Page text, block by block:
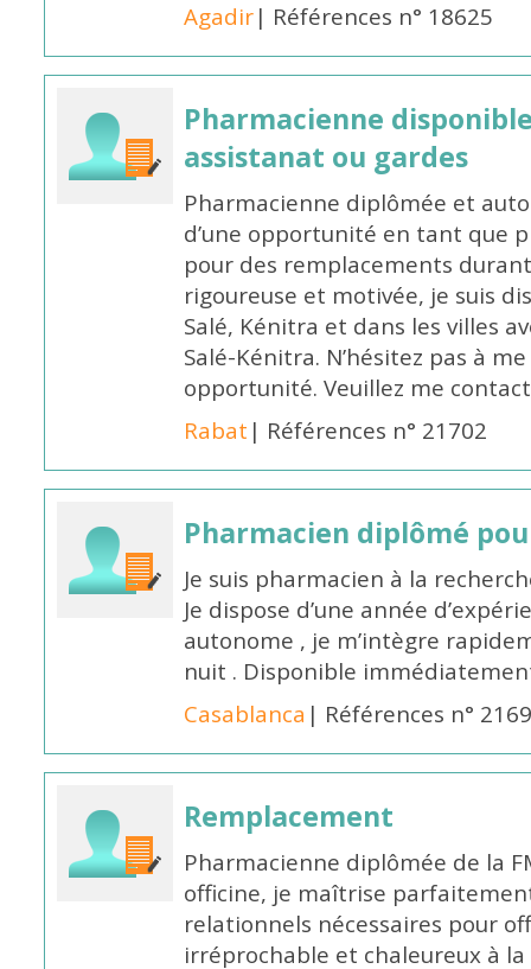
Agadir| Références n° 18625
Pharmacienne
assistanat ou gardes
Pharmacienne diplômée et
d’une opportunité en tant que
pour des remplacements
rigoureuse et motivée, je suis
Salé, Kénitra et dans les villes
Salé-Kénitra. N’hésitez pas à
opportunité. Veuillez me
Rabat | Références n° 21702
Pharmacien diplômé
Je suis pharmacien à la
Je dispose d’une année
autonome , je m’intègre
nuit . Disponible
Casablanca | Références n°
Remplacement
Pharmacienne diplômée de la
officine, je maîtrise
relationnels nécessaires pour
irréprochable et chaleureux à